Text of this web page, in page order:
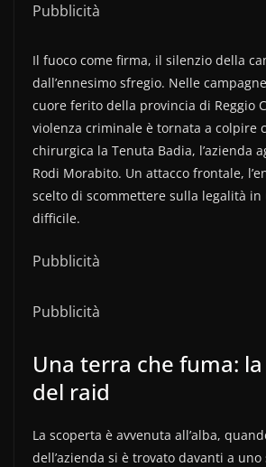
Pubblicità
Il fuoco come firma, il silenzio della
dall’ennesimo sfregio. Nelle
cuore ferito della provincia di Reggio
violenza criminale è tornata a colpire
chirurgica la Tenuta Badia, l’azienda
Rodi Morabito. Un attacco frontale,
scelto di scommettere sulla legalità
difficile.
Pubblicità
Pubblicità
Una terra che fuma:
del raid
La scoperta è avvenuta all’alba,
dell’azienda si è trovato davanti a uno